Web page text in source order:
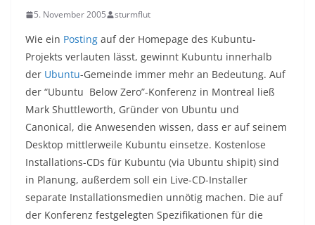
5. November 2005 sturmflut
Wie ein Posting auf der Homepage des Kubuntu-
Projekts verlauten lässt, gewinnt Kubuntu innerhalb
der Ubuntu-Gemeinde immer mehr an Bedeutung. Auf
der “Ubuntu Below Zero”-Konferenz in Montreal ließ
Mark Shuttleworth, Gründer von Ubuntu und
Canonical, die Anwesenden wissen, dass er auf seinem
Desktop mittlerweile Kubuntu einsetze. Kostenlose
Installations-CDs für Kubuntu (via Ubuntu shipit) sind
in Planung, außerdem soll ein Live-CD-Installer
separate Installationsmedien unnötig machen. Die auf
der Konferenz festgelegten Spezifikationen für die